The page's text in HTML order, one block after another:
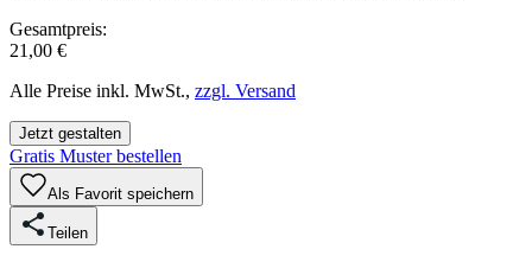
Gesamtpreis:
21,00 €
Alle Preise inkl. MwSt., zzgl. Versand
Jetzt gestalten
Gratis Muster bestellen
Als Favorit speichern
Teilen